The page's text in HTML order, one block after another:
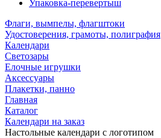
Упаковка-перевертыш
Флаги, вымпелы, флагштоки
Удостоверения, грамоты, полиграфия
Календари
Светозары
Елочные игрушки
Аксессуары
Плакетки, панно
Главная
Каталог
Календари на заказ
Настольные календари с логотипом